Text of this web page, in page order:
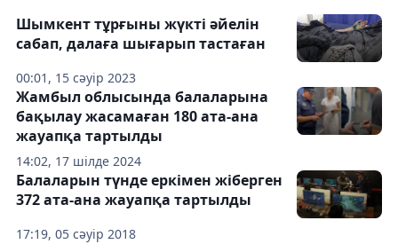
00:01, 15 сәуір 2023
Шымкент тұрғыны жүкті әйелін
сабап, далаға шығарып тастаған
14:02, 17 шілде 2024
Жамбыл облысында балаларына
бақылау жасамаған 180 ата-ана
жауапқа тартылды
17:19, 05 сәуір 2018
Балаларын түнде еркімен жіберген
372 ата-ана жауапқа тартылды